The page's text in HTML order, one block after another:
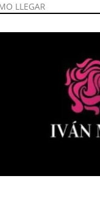
LLEGAR